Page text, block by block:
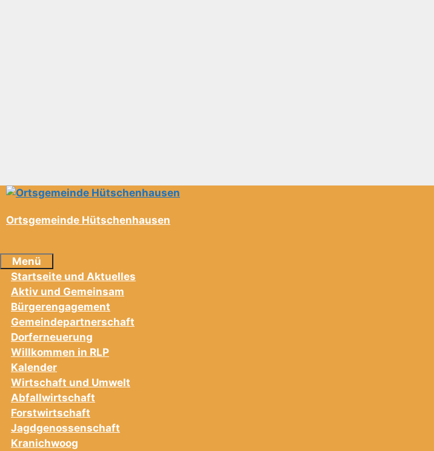
Ortsgemeinde Hütschenhausen
Menü
Startseite und Aktuelles
Aktiv und Gemeinsam
Bürgerengagement
Gemeindepartnerschaft
Dorferneuerung
Willkommen in RLP
Kalender
Wirtschaft und Umwelt
Abfallwirtschaft
Forstwirtschaft
Jagdgenossenschaft
Kranichwoog